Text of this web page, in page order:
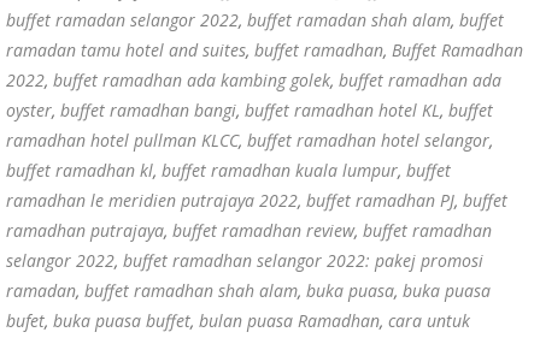
buffet ramadan selangor 2022, buffet ramadan shah alam, buffet
ramadan tamu hotel and suites, buffet ramadhan, Buffet Ramadhan
2022, buffet ramadhan ada kambing golek, buffet ramadhan ada
oyster, buffet ramadhan bangi, buffet ramadhan hotel KL, buffet
ramadhan hotel pullman KLCC, buffet ramadhan hotel selangor,
buffet ramadhan kl, buffet ramadhan kuala lumpur, buffet
ramadhan le meridien putrajaya 2022, buffet ramadhan PJ, buffet
ramadhan putrajaya, buffet ramadhan review, buffet ramadhan
selangor 2022, buffet ramadhan selangor 2022: pakej promosi
ramadan, buffet ramadhan shah alam, buka puasa, buka puasa
bufet, buka puasa buffet, bulan puasa Ramadhan, cara untuk